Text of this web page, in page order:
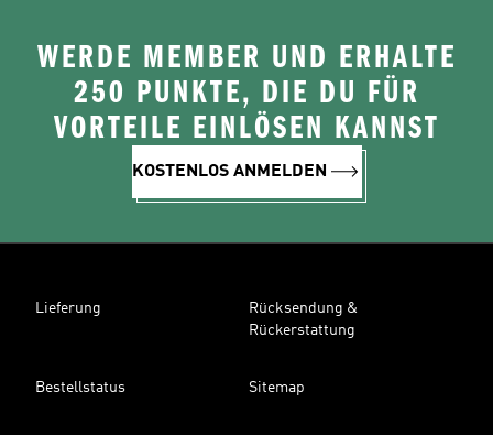
WERDE MEMBER UND ERHALTE
250 PUNKTE, DIE DU FÜR
VORTEILE EINLÖSEN KANNST
KOSTENLOS ANMELDEN
Lieferung
Rücksendung &
Rückerstattung
Bestellstatus Sitemap